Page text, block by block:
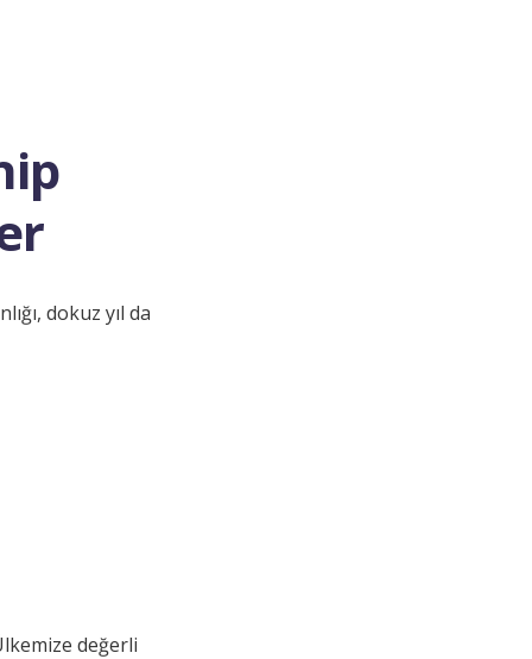
dokuz yıl da
değerli